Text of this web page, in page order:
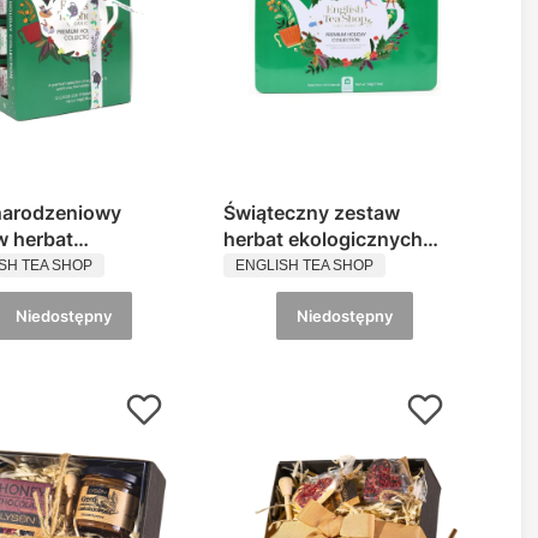
herbat
w
English Tea
TEA SHOP
Niedostępny
Świąteczny zestaw
herbat ekologicznych
PREMIUM HOLIDAY
COLLECTION English Tea
PRODUCENT
ENGLISH TEA SHOP
Niedostępny